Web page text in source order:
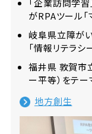
「企業訪問学
がRPAツール
岐阜県立障が
「情報リテラ
福井県 敦賀市
ー平等）をテー
地方創生